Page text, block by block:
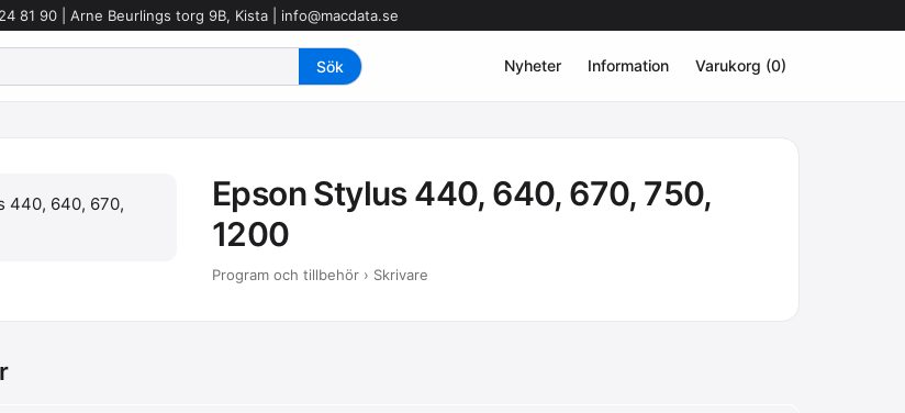
81 90 | Arne Beurlings torg 9B, Kista | info@macdata.se
Nyheter Information Varukorg (0)
Epson Stylus 440, 640, 670, 750,
1200
Program och tillbehör › Skrivare